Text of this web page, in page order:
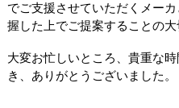
でご支援させていただくメー
握した上でご提案することの大
大変お忙しいところ、貴重な
き、ありがとうございました。